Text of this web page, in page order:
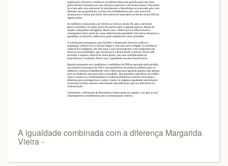
A igualdade combinada com a diferença Margarida
Vieira -